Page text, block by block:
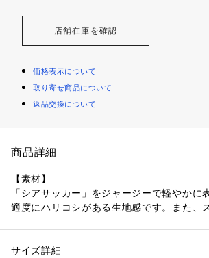
店舗在庫を確認
価格表示について
取り寄せ商品について
返品交換について
商品詳細
【素材】
「シアサッカー」をジャージーで軽やかに
適度にハリコシがある生地感です。また、
【デザイン】
性別：メンズ
サイズ詳細